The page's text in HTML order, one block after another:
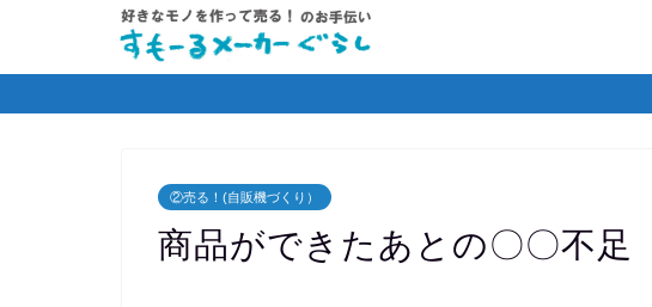
②売る！(自販機づくり）
商品ができたあとの〇〇不足